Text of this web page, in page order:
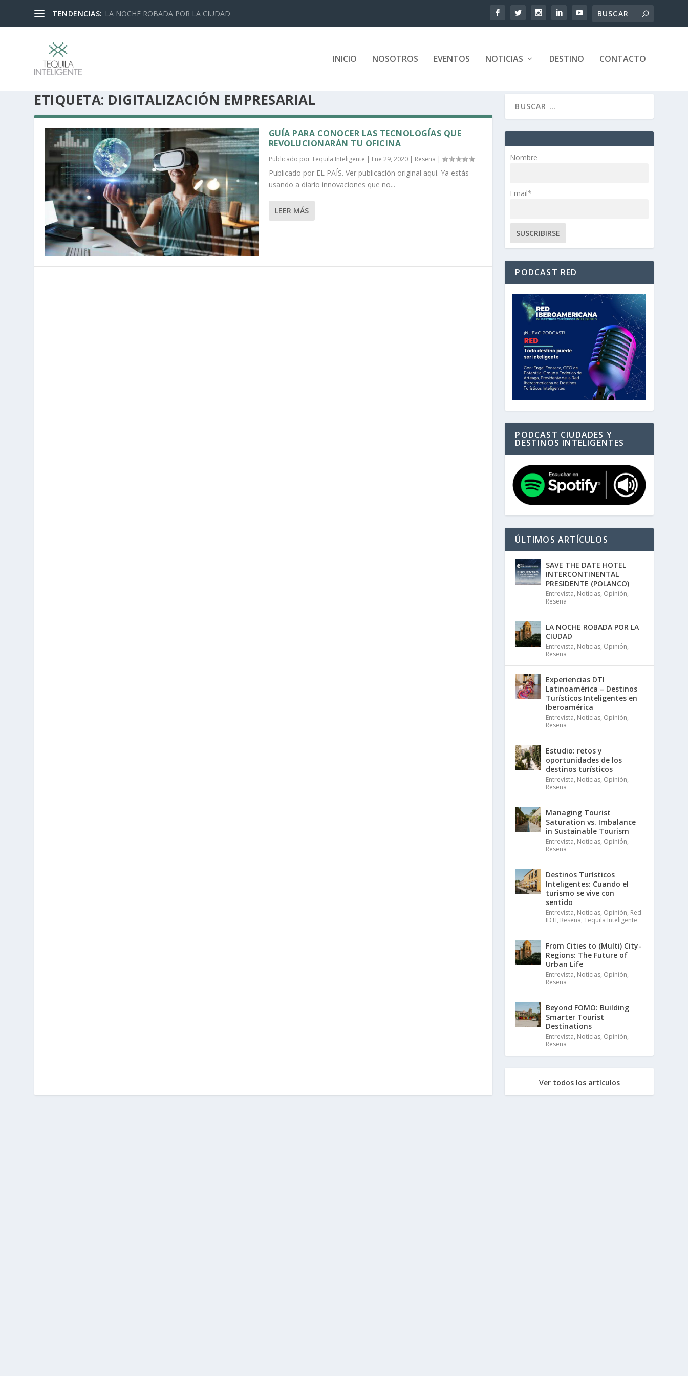
TENDENCIAS: LA NOCHE ROBADA POR LA CIUDAD
INICIO NOSOTROS EVENTOS NOTICIAS DESTINO CONTACTO
ETIQUETA: DIGITALIZACIÓN EMPRESARIAL
GUÍA PARA CONOCER LAS TECNOLOGÍAS QUE
REVOLUCIONARÁN TU OFICINA
Publicado porTequila Inteligente | Ene 29, 2020| Reseña |
Publicado por EL PAÍS. Ver publicación original aquí. Ya estás
usando a diario innovaciones que no...
LEER MÁS
Nombre
Email*
PODCAST RED
PODCAST CIUDADES Y
DESTINOS INTELIGENTES
ÚLTIMOS ARTÍCULOS
SAVE THE DATE HOTEL
INTERCONTINENTAL
PRESIDENTE (POLANCO)
Entrevista, Noticias, Opinión,
Reseña
LA NOCHE ROBADA POR LA
CIUDAD
Entrevista, Noticias, Opinión,
Reseña
Experiencias DTI
Latinoamérica – Destinos
Turísticos Inteligentes en
Iberoamérica
Entrevista, Noticias, Opinión,
Reseña
Estudio: retos y
oportunidades de los
destinos turísticos
Entrevista, Noticias, Opinión,
Reseña
Managing Tourist
Saturation vs. Imbalance
in Sustainable Tourism
Entrevista, Noticias, Opinión,
Reseña
Destinos Turísticos
Inteligentes: Cuando el
turismo se vive con
sentido
Entrevista, Noticias, Opinión, Red
IDTI, Reseña,Tequila Inteligente
From Cities to (Multi) City-
Regions: The Future of
Urban Life
Entrevista, Noticias, Opinión,
Reseña
Beyond FOMO: Building
Smarter Tourist
Destinations
Entrevista, Noticias, Opinión,
Reseña
Ver todos los artículos